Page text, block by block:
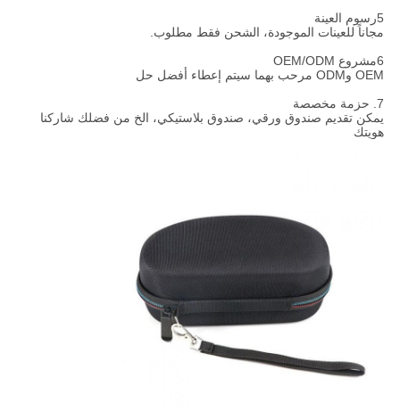
5رسوم العينة
مجاناً للعينات الموجودة، الشحن فقط مطلوب.
6مشروع OEM/ODM
OEM وODM مرحب بهما سيتم إعطاء أفضل حل
7. حزمة مخصصة
يمكن تقديم صندوق ورقي، صندوق بلاستيكي، الخ من فضلك شاركنا
هويتك